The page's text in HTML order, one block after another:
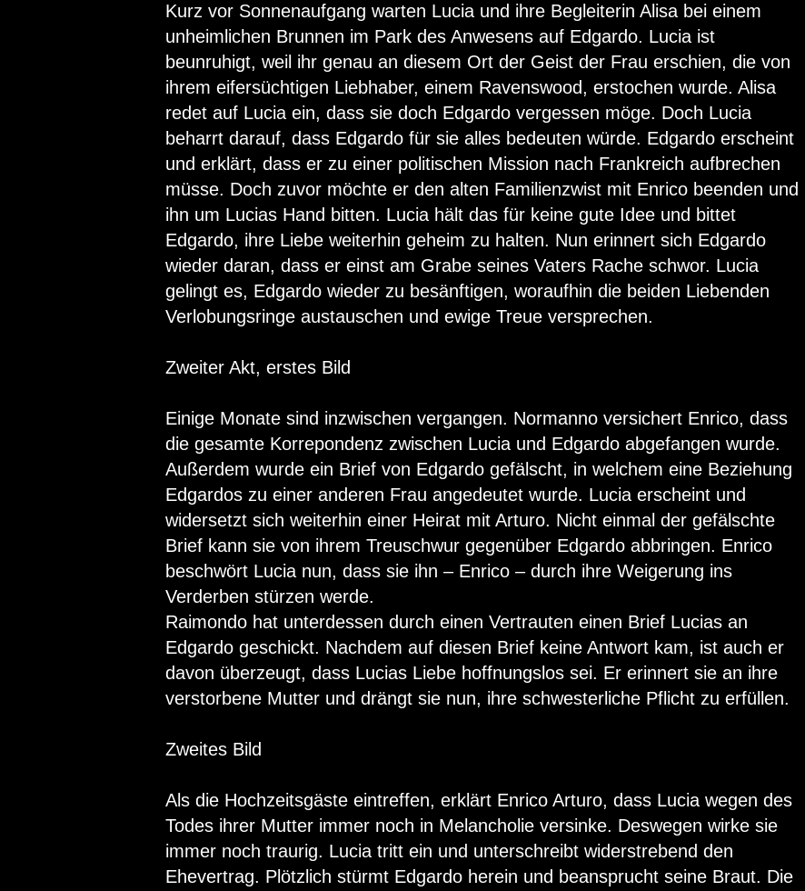
Kurz vor Sonnenaufgang warten Lucia und ihre Begleiterin Alisa bei einem
unheimlichen Brunnen im Park des Anwesens auf Edgardo. Lucia ist
beunruhigt, weil ihr genau an diesem Ort der Geist der Frau erschien, die von
ihrem eifersüchtigen Liebhaber, einem Ravenswood, erstochen wurde. Alisa
redet auf Lucia ein, dass sie doch Edgardo vergessen möge. Doch Lucia
beharrt darauf, dass Edgardo für sie alles bedeuten würde. Edgardo erscheint
und erklärt, dass er zu einer politischen Mission nach Frankreich aufbrechen
müsse. Doch zuvor möchte er den alten Familienzwist mit Enrico beenden und
ihn um Lucias Hand bitten. Lucia hält das für keine gute Idee und bittet
Edgardo, ihre Liebe weiterhin geheim zu halten. Nun erinnert sich Edgardo
wieder daran, dass er einst am Grabe seines Vaters Rache schwor. Lucia
gelingt es, Edgardo wieder zu besänftigen, woraufhin die beiden Liebenden
Verlobungsringe austauschen und ewige Treue versprechen.
Zweiter Akt, erstes Bild
Einige Monate sind inzwischen vergangen. Normanno versichert Enrico, dass
die gesamte Korrepondenz zwischen Lucia und Edgardo abgefangen wurde.
Außerdem wurde ein Brief von Edgardo gefälscht, in welchem eine Beziehung
Edgardos zu einer anderen Frau angedeutet wurde. Lucia erscheint und
widersetzt sich weiterhin einer Heirat mit Arturo. Nicht einmal der gefälschte
Brief kann sie von ihrem Treuschwur gegenüber Edgardo abbringen. Enrico
beschwört Lucia nun, dass sie ihn – Enrico – durch ihre Weigerung ins
Verderben stürzen werde.
Raimondo hat unterdessen durch einen Vertrauten einen Brief Lucias an
Edgardo geschickt. Nachdem auf diesen Brief keine Antwort kam, ist auch er
davon überzeugt, dass Lucias Liebe hoffnungslos sei. Er erinnert sie an ihre
verstorbene Mutter und drängt sie nun, ihre schwesterliche Pflicht zu erfüllen.
Zweites Bild
Als die Hochzeitsgäste eintreffen, erklärt Enrico Arturo, dass Lucia wegen des
Todes ihrer Mutter immer noch in Melancholie versinke. Deswegen wirke sie
immer noch traurig. Lucia tritt ein und unterschreibt widerstrebend den
Ehevertrag. Plötzlich stürmt Edgardo herein und beansprucht seine Braut. Die